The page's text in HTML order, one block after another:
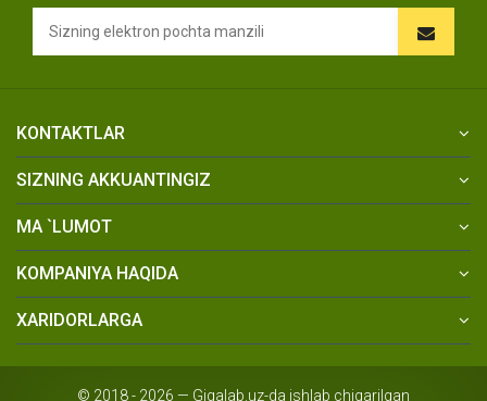
KONTAKTLAR
SIZNING AKKUANTINGIZ
MA `LUMOT
KOMPANIYA HAQIDA
XARIDORLARGA
© 2018 - 2026 — Gigalab.uz-da ishlab chiqarilgan